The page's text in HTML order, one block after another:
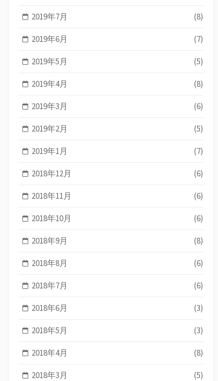
2019年7月 (8)
2019年6月 (7)
2019年5月 (5)
2019年4月 (8)
2019年3月 (6)
2019年2月 (5)
2019年1月 (7)
2018年12月 (6)
2018年11月 (6)
2018年10月 (6)
2018年9月 (8)
2018年8月 (6)
2018年7月 (6)
2018年6月 (3)
2018年5月 (3)
2018年4月 (8)
2018年3月 (5)